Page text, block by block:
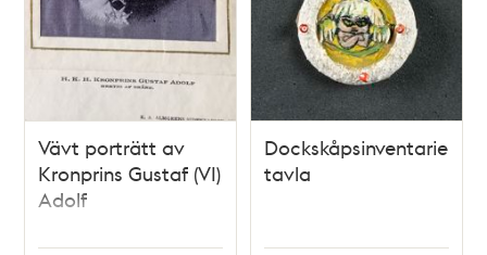
Vävt porträtt av
Kronprins Gustaf (VI)
Adolf
Dockskåpsinventarie;
tavla